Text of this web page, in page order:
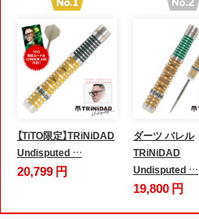
【TiTO限定】TRiNiDAD
Undisputed …
20,799 円
ダーツ バレル
TRiNiDAD
Undisputed …
19,800 円